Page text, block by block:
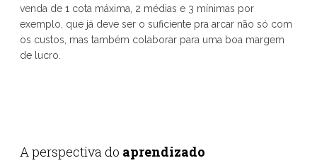
venda de 1 cota máxima, 2 médias e 3 mínimas por
exemplo, que já deve ser o suficiente pra arcar não só com
os custos, mas também colaborar para uma boa margem
de lucro.
A perspectiva do aprendizado